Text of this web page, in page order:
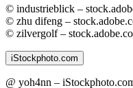
© industrieblick –
© zhu difeng –
© zilvergolf –
iStockphoto.com
@ yoh4nn –